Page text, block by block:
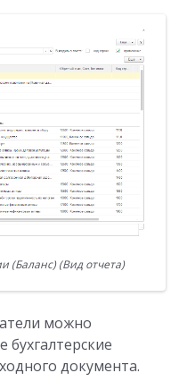
(Баланс) (Вид отчета)
можно
документа.